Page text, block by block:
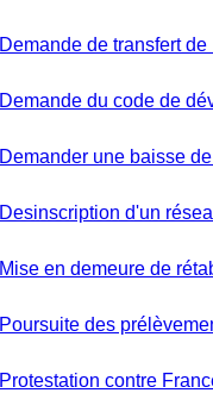
de transfert de
du code de
une baisse
d'un
en demeure de
des
contre